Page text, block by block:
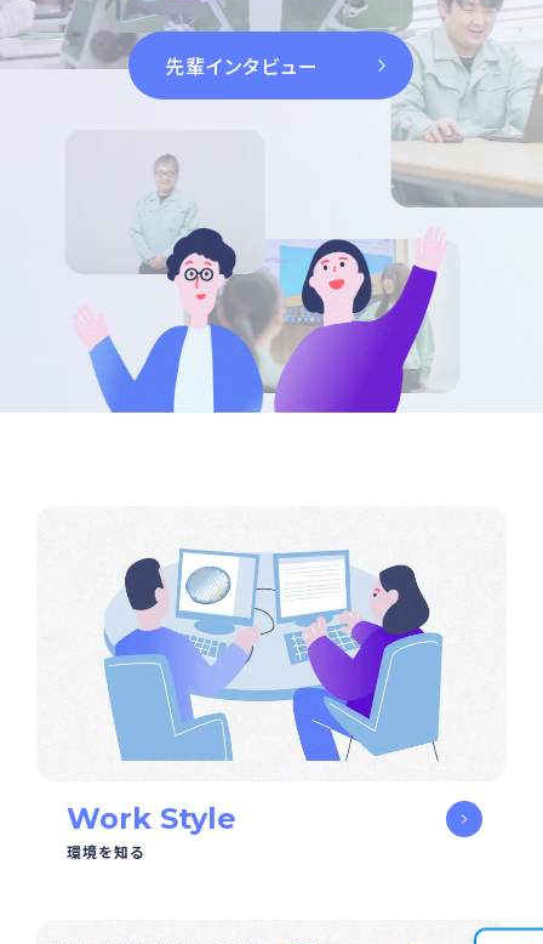
先輩インタビュー
Work Style
環境を知る